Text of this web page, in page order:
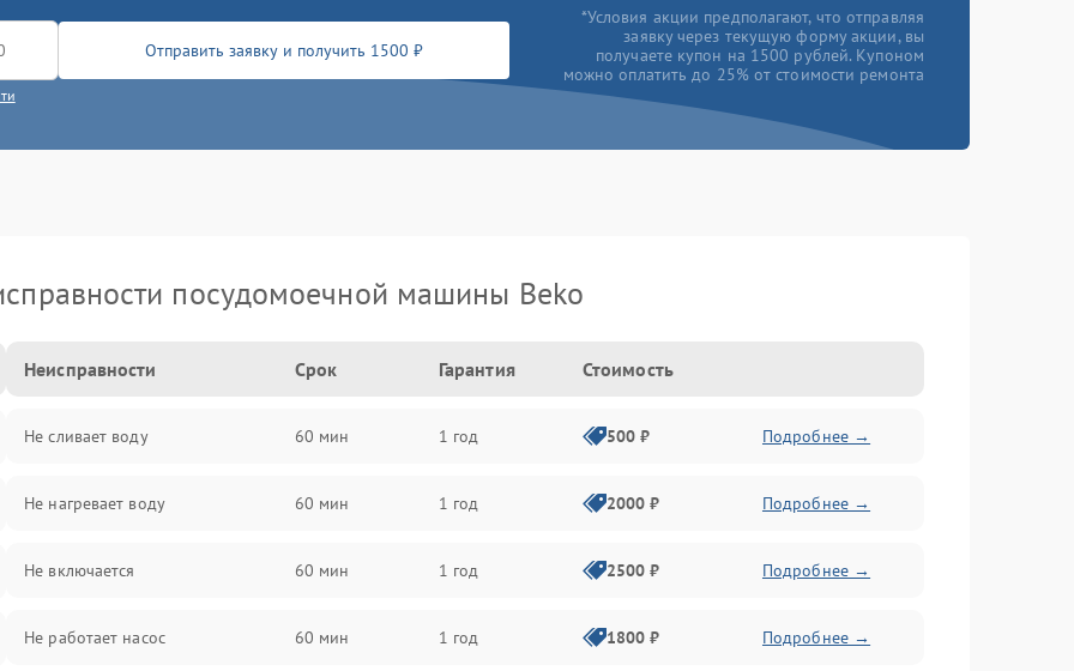
Отправить заявку и получить 1500 ₽
*Условия акции предполагают, что отправляя
заявку через текущую форму акции, вы
получаете купон на 1500 рублей. Купоном
можно оплатить до 25% от стоимости ремонта
посудомоечной машины Beko
Неисправности Срок Гарантия Стоимость
Не сливает воду 60 мин 1 год 500 ₽ Подробнее →
Не нагревает воду 60 мин 1 год 2000 ₽ Подробнее →
Не включается 60 мин 1 год 2500 ₽ Подробнее →
Не работает насос 60 мин 1 год 1800 ₽ Подробнее →